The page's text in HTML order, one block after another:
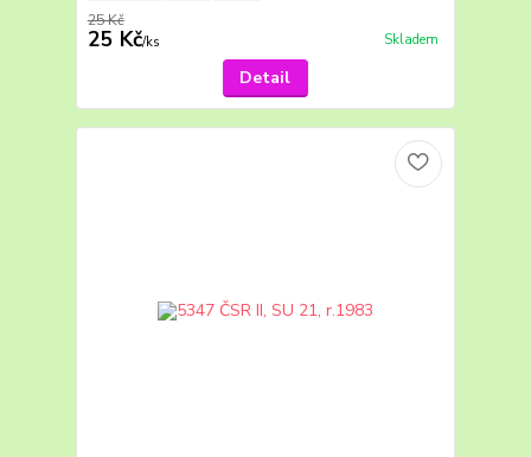
25 Kč
25 Kč/ks Skladem
Detail